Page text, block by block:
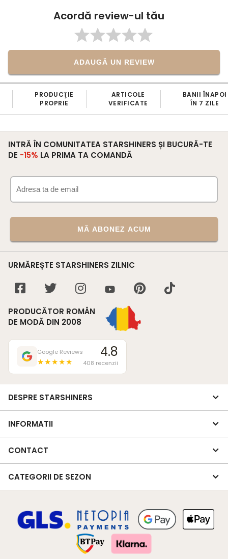
Acordă review-ul tău
ADAUGĂ UN REVIEW
PRODUCŢIE
PROPRIE
ARTICOLE
VERIFICATE
BANII ÎNAPOI
ÎN 7 ZILE
INTRĂ ÎN COMUNITATEA STARSHINERS ȘI BUCURĂ-TE
DE -15% LA PRIMA TA COMANDĂ
MĂ ABONEZ ACUM
URMĂREȘTE STARSHINERS ZILNIC
PRODUCĂTOR ROMÂN
DE MODĂ DIN 2008
Google Reviews
★★★★★
4.8
408 recenzii
DESPRE STARSHINERS
INFORMATII
CONTACT
CATEGORII DE SEZON